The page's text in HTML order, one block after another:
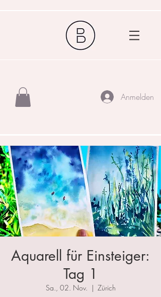
Anmelden
Aquarell für Einsteiger:
Tag 1
Sa., 02. Nov.
  |
Zürich